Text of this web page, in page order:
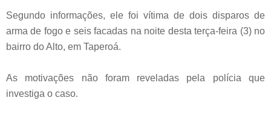
Segundo informações, ele foi vítima de dois disparos de
arma de fogo e seis facadas na noite desta terça-feira (3) no
bairro do Alto, em Taperoá.
As motivações não foram reveladas pela polícia que
investiga o caso.